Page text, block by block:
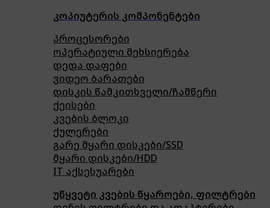
კოპიუტერის კომპონენტები
პროცესორები
ოპერატიული მეხსიერება
დედა დაფები
ვიდეო ბარათები
დისკის წამკითხველი/ჩამწერი
ქეისები
კვების ბლოკი
ქულერები
გარე მყარი დისკები/SSD
მყარი დისკები/HDD
IT აქსესუარები
უწყვეტი კვების წყაროები, ფილტრები